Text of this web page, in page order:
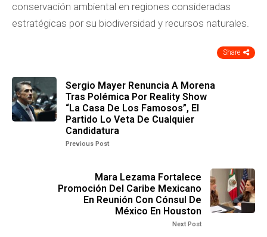
conservación ambiental en regiones consideradas
estratégicas por su biodiversidad y recursos naturales.
Share
Sergio Mayer Renuncia A Morena
Tras Polémica Por Reality Show
“La Casa De Los Famosos”, El
Partido Lo Veta De Cualquier
Candidatura
Previous Post
Mara Lezama Fortalece
Promoción Del Caribe Mexicano
En Reunión Con Cónsul De
México En Houston
Next Post